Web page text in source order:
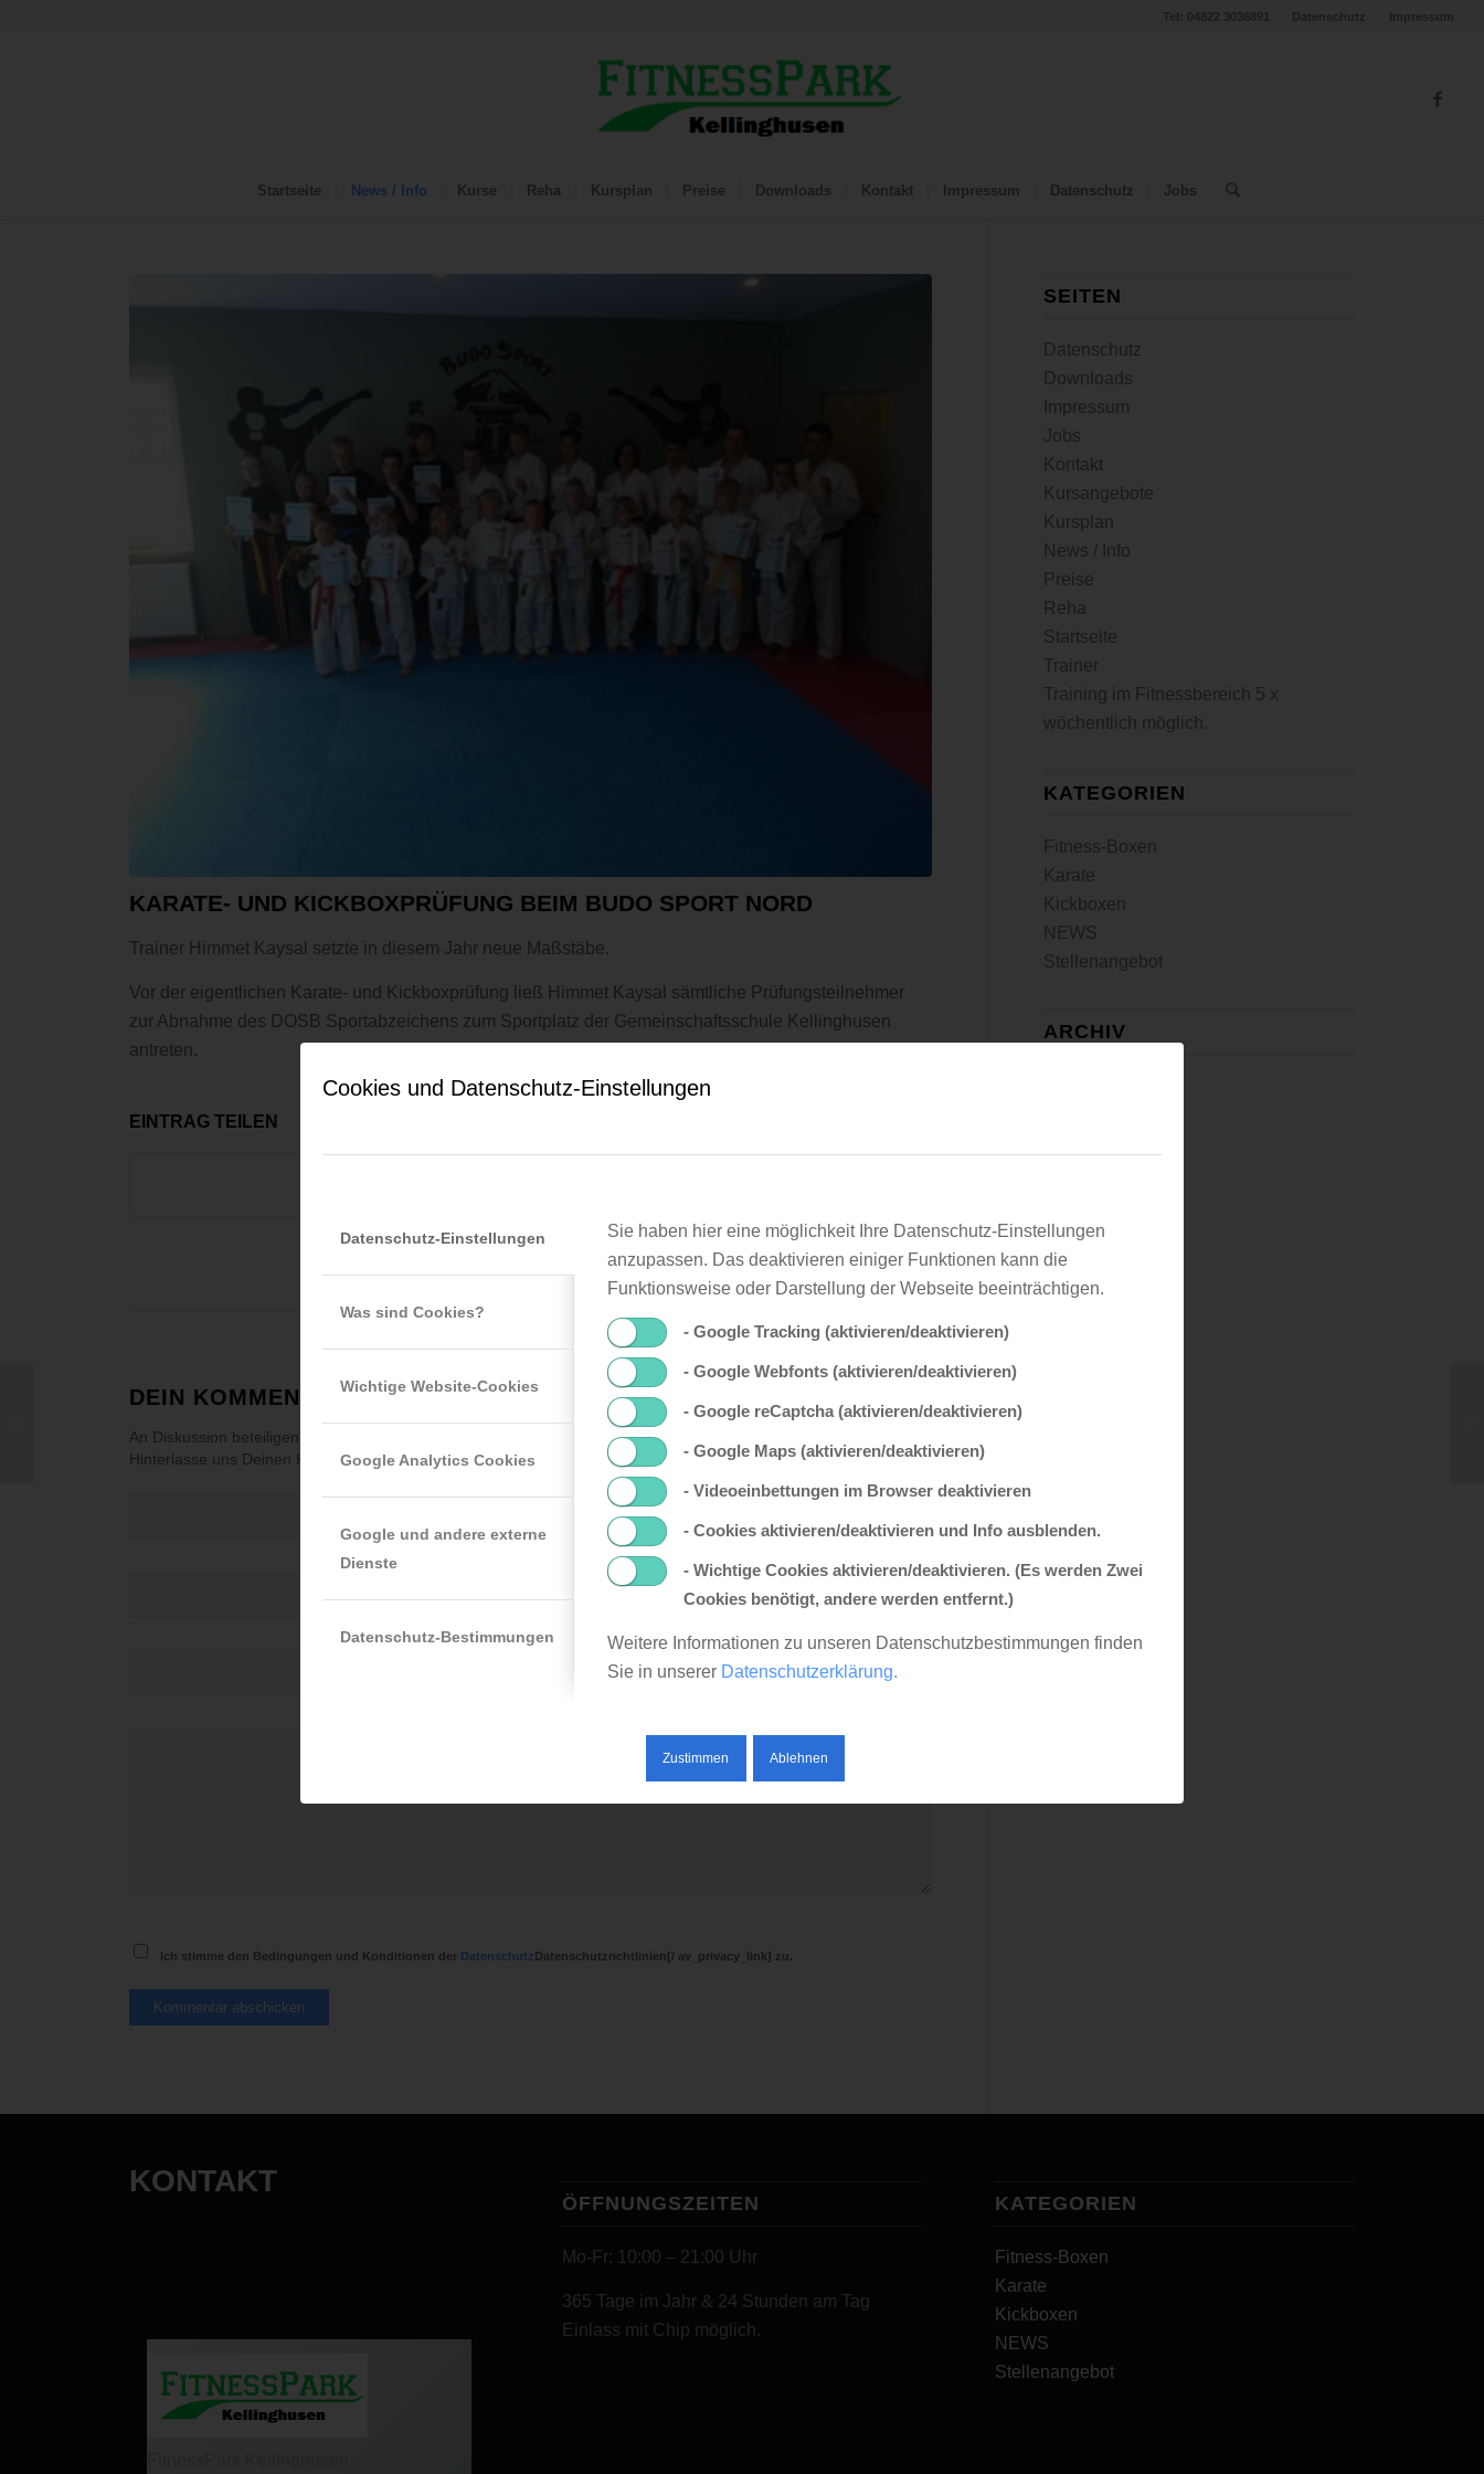
Cookies und Datenschutz-Einstellungen
Datenschutz-Einstellungen
Was sind Cookies?
Wichtige Website-Cookies
Google Analytics Cookies
Google und andere externe
Dienste
Datenschutz-Bestimmungen
Sie haben hier eine möglichkeit Ihre Datenschutz-Einstellungen
anzupassen. Das deaktivieren einiger Funktionen kann die
Funktionsweise oder Darstellung der Webseite beeinträchtigen.
- Google Tracking (aktivieren/deaktivieren)
- Google Webfonts (aktivieren/deaktivieren)
- Google reCaptcha (aktivieren/deaktivieren)
- Google Maps (aktivieren/deaktivieren)
- Videoeinbettungen im Browser deaktivieren
- Cookies aktivieren/deaktivieren und Info ausblenden.
- Wichtige Cookies aktivieren/deaktivieren. (Es werden Zwei
Cookies benötigt, andere werden entfernt.)
Weitere Informationen zu unseren Datenschutzbestimmungen finden
Sie in unserer Datenschutzerklärung.
Zustimmen Ablehnen
Datenschutz Impressum
Tel: 04822 3036891
Startseite News / Info Kurse Reha Kursplan Preise Downloads Kontakt Impressum Datenschutz Jobs
KARATE- UND KICKBOXPRÜFUNG BEIM BUDO SPORT NORD
Trainer Himmet Kaysal setzte in diesem Jahr neue Maßstäbe.
Vor der eigentlichen Karate- und Kickboxprüfung ließ Himmet Kaysal sämtliche Prüfungsteilnehmer
zur Abnahme des DOSB Sportabzeichens zum Sportplatz der Gemeinschaftsschule Kellinghusen
antreten.
EINTRAG TEILEN
KOMMENTARE
DEIN KOMMENTAR
An Diskussion beteiligen?
Hinterlasse uns Deinen Kommentar!
Ich stimme den Bedingungen und Konditionen der DatenschutzDatenschutzrichtlinien[/ av_privacy_link] zu.
SEITEN
Datenschutz
Downloads
Impressum
Jobs
Kontakt
Kursangebote
Kursplan
News / Info
Preise
Reha
Startseite
Trainer
Training im Fitnessbereich 5 x
wöchentlich möglich.
KATEGORIEN
Fitness-Boxen
Karate
Kickboxen
NEWS
Stellenangebot
ARCHIV
November 2015
Juli 2015
Mai 2015
KONTAKT
ÖFFNUNGSZEITEN
Mo-Fr: 10:00 – 21:00 Uhr
365 Tage im Jahr & 24 Stunden am Tag
Einlass mit Chip möglich.
KATEGORIEN
Fitness-Boxen
Karate
Kickboxen
NEWS
Stellenangebot
Deutsche Meisterschaft